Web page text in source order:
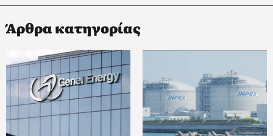
Άρθρα κατηγορίας